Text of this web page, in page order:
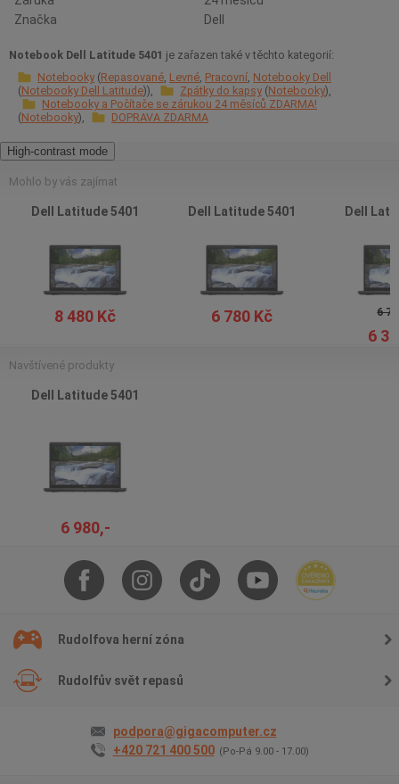
Značka
Dell
Notebook Dell Latitude 5401 je zařazen také v těchto kategorií:
Notebooky Repasované Levné Pracovní Notebooky Dell
Notebooky Dell Latitude
Zpátky do kapsy Notebooky
Notebooky a Počítače se zárukou 24 měsíců ZDARMA!
Notebooky
DOPRAVA ZDARMA
High-contrast mode
Mohlo by vás zajímat
Dell Latitude 5401
8 480 Kč
Dell Latitude 5401
6 780 Kč
Dell
6
6
Navštívené produkty
Dell Latitude 5401
6 980,-
Rudolfova herní zóna
Rudolfův svět repasů
podpora@gigacomputer.cz
+420 721 400 500 (Po-Pá 9.00 - 17.00)